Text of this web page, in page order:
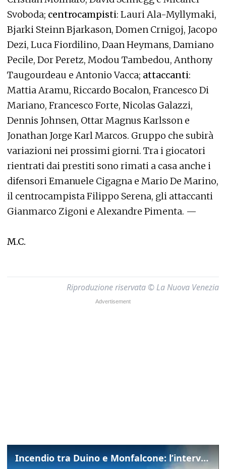
Svoboda; centrocampisti: Lauri Ala-Myllymaki,
Bjarki Steinn Bjarkason, Domen Crnigoj, Jacopo
Dezi, Luca Fiordilino, Daan Heymans, Damiano
Pecile, Dor Peretz, Modou Tambedou, Anthony
Taugourdeau e Antonio Vacca; attaccanti:
Mattia Aramu, Riccardo Bocalon, Francesco Di
Mariano, Francesco Forte, Nicolas Galazzi,
Dennis Johnsen, Ottar Magnus Karlsson e
Jonathan Jorge Karl Marcos. Gruppo che subirà
variazioni nei prossimi giorni. Tra i giocatori
rientrati dai prestiti sono rimati a casa anche i
difensori Emanuele Cigagna e Mario De Marino,
il centrocampista Filippo Serena, gli attaccanti
Gianmarco Zigoni e Alexandre Pimenta. —
M.C.
Riproduzione riservata © La Nuova Venezia
Incendio tra Duino e Monfalcone: l’intervento dei vigili del fuoco